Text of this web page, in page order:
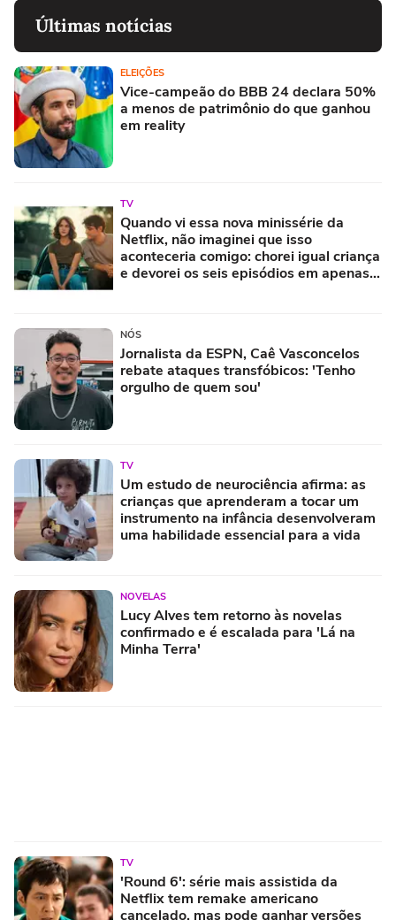
Últimas notícias
ELEIÇÕES
Vice-campeão do BBB 24 declara 50%
a menos de patrimônio do que ganhou
em reality
TV
Quando vi essa nova minissérie da
Netflix, não imaginei que isso
aconteceria comigo: chorei igual criança
e devorei os seis episódios em apenas
NÓS
Jornalista da ESPN, Caê Vasconcelos
rebate ataques transfóbicos: 'Tenho
orgulho de quem sou'
TV
Um estudo de neurociência afirma: as
crianças que aprenderam a tocar um
instrumento na infância desenvolveram
uma habilidade essencial para a vida
NOVELAS
Lucy Alves tem retorno às novelas
confirmado e é escalada para 'Lá na
Minha Terra'
TV
'Round 6': série mais assistida da
Netflix tem remake americano
cancelado, mas pode ganhar versões